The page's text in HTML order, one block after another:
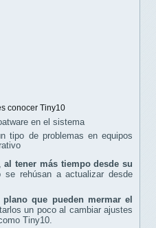
conocer Tiny10
en el sistema
tipo de problemas en equipos
al tener más tiempo desde su
rehúsan a actualizar desde
que pueden mermar el
un poco al cambiar ajustes
Tiny10.